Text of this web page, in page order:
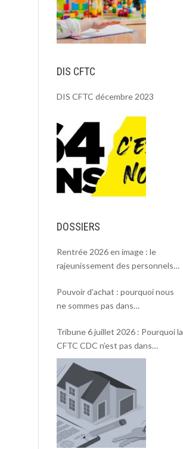
DIS CFTC
DIS CFTC décembre 2023
DOSSIERS
Rentrée 2026 en image : le
rajeunissement des personnels
Pouvoir d’achat : pourquoi nous
ne sommes pas dans
Tribune 6 juillet 2026 : Pourquoi la
CFTC CDC n’est pas dans
l’intersyndicale « Pouvoir d’achat »
et Rentrée 2026 .